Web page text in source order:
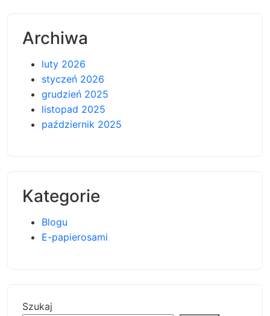
Archiwa
luty 2026
styczeń 2026
grudzień 2025
listopad 2025
październik 2025
Kategorie
Blogu
E-papierosami
Szukaj